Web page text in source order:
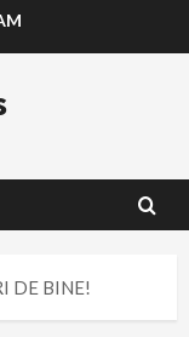
DE BINE!